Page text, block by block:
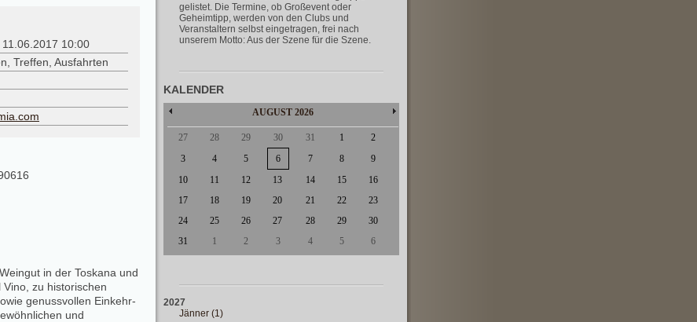
10:00
Treffen, Ausfahrten
in der Toskana und
zu historischen
genussvollen Einkehr-
und
gelistet. Die Termine, ob Großevent oder
Geheimtipp, werden von den Clubs und
Veranstaltern selbst eingetragen, frei nach
unserem Motto: Aus der Szene für die Szene.
KALENDER
AUGUST 2026
27 28 29 30 31 1
2
3
4 5 6 7 8
9
10
11 12 13 14 15
16
17
18 19 20 21 22
23
24
25 26 27 28 29
30
31
1 2 3 4 5 6
2027
Jänner (1)